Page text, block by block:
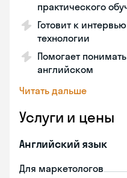
практического
Готовит к
технологии
Помогает
английском
Читать дальше
Услуги и цены
Английский язык
Для маркетологов